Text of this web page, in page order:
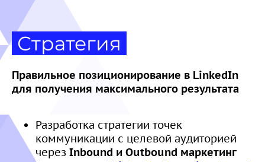
Стратегия
Правильное позиционирование в LinkedIn
для получения максимального результата
Разработка стратегии точек
коммуникации с целевой аудиторией
через Inbound и Outbound маркетинг